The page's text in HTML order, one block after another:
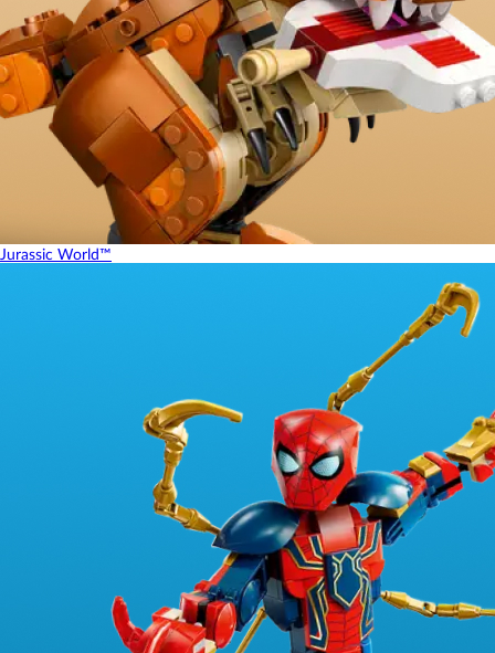
Jurassic World™